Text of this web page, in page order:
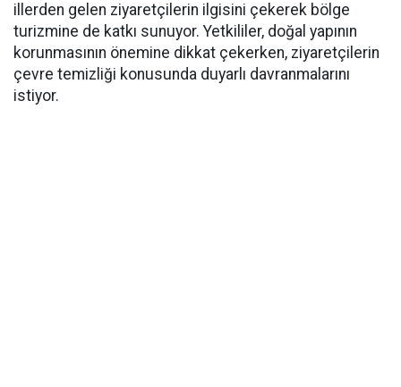
illerden gelen ziyaretçilerin ilgisini çekerek bölge
turizmine de katkı sunuyor. Yetkililer, doğal yapının
korunmasının önemine dikkat çekerken, ziyaretçilerin
çevre temizliği konusunda duyarlı davranmalarını
istiyor.